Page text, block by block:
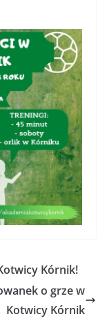
Kórnik!
o grze w
Kotwicy Kórnik